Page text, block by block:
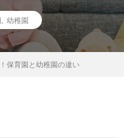
幼稚園
保育園と幼稚園の違い